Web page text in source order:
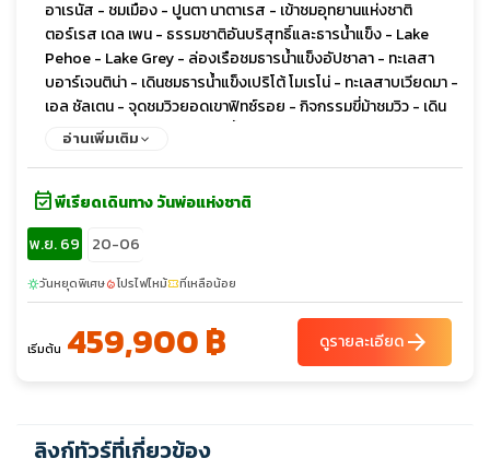
อาเรนัส - ชมเมือง - ปูนตา นาตาเรส - เข้าชมอุทยานแห่งชาติ
ตอร์เรส เดล เพน - ธรรมชาติอันบริสุทธิ์และธารน้ำแข็ง - Lake
Pehoe - Lake Grey - ล่องเรือชมธารน้ำแข็งอัปซาลา - ทะเลสา
บอาร์เจนติน่า - เดินชมธารน้ำแข็งเปริโต้ โมเรโน่ - ทะเลสาบเวียดมา -
เอล ชัลเตน - จุดชมวิวยอดเขาฟิทซ์รอย - กิจกรรมขี่ม้าชมวิว - เดิน
ชมวิว - พายเรือคายัค - BBQ พื้นเมือง - อูซัวยา - ชมเมืองอูซัวยา -
ไอเรส - ชมระบำแทงโก้ - ชมเมือง บัวโนส ไอเรส - มหาวิหารเมโทรโพ
ลิตัน - ล่องเรือชมคลองเดลต้า
อ่านเพิ่มเติม
event_availableพีเรียดเดินทาง วันพ่อแห่งชาติ
พ.ย. 69
20-06
sunnyวันหยุดพิเศษlocal_fire_departmentโปรไฟไหม้confirmation_numberที่เหลือน้อย
เริ่มต้น 459,900 ฿ ดูรายละเอียดarrow_forward
ลิงก์ทัวร์ที่เกี่ยวข้อง